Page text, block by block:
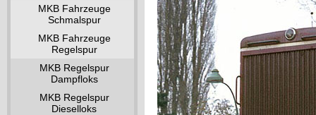
MKB Fahrzeuge
Schmalspur
MKB Fahrzeuge
Regelspur
MKB Regelspur
Dampfloks
MKB Regelspur
Dieselloks